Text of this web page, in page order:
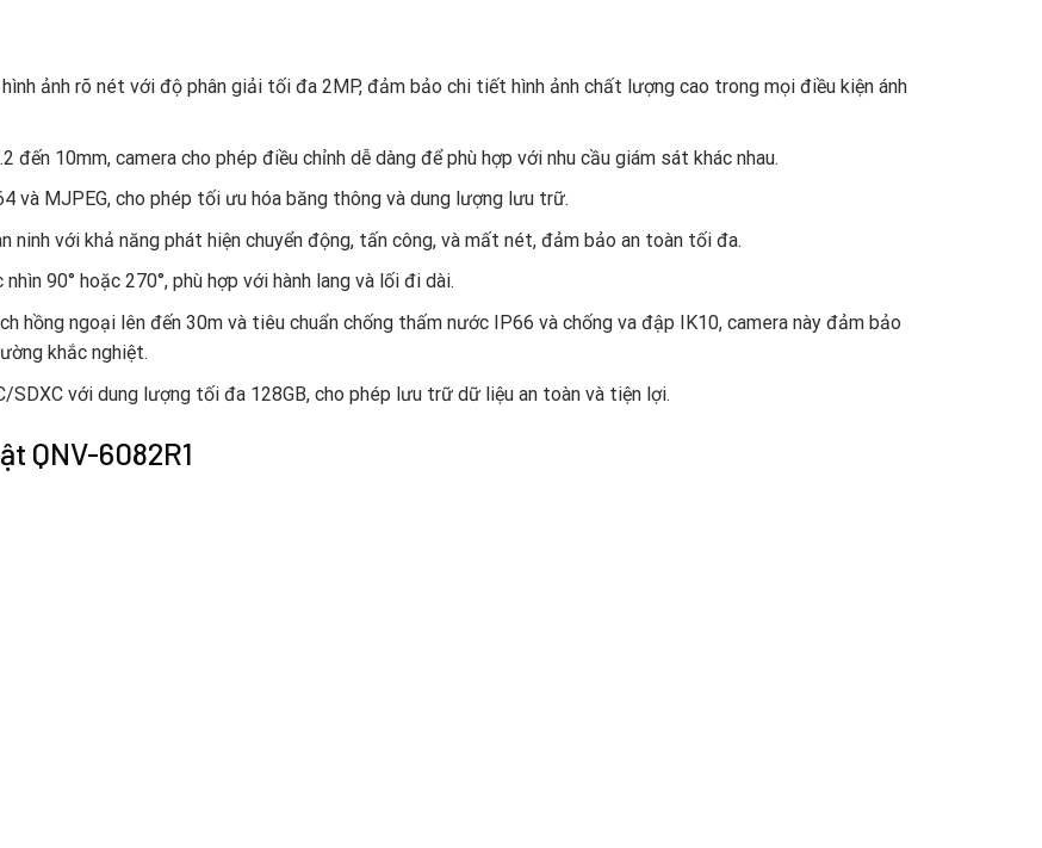
ảnh rõ nét với độ phân giải tối đa 2MP, đảm bảo chi tiết hình ảnh chất lượng cao trong mọi điều kiện ánh
10mm, camera cho phép điều chỉnh dễ dàng để phù hợp với nhu cầu giám sát khác nhau.
và MJPEG, cho phép tối ưu hóa băng thông và dung lượng lưu trữ.
ninh với khả năng phát hiện chuyển động, tấn công, và mất nét, đảm bảo an toàn tối đa.
90° hoặc 270°, phù hợp với hành lang và lối đi dài.
hồng ngoại lên đến 30m và tiêu chuẩn chống thấm nước IP66 và chống va đập IK10, camera này đảm bảo
khắc nghiệt.
với dung lượng tối đa 128GB, cho phép lưu trữ dữ liệu an toàn và tiện lợi.
QNV-6082R1